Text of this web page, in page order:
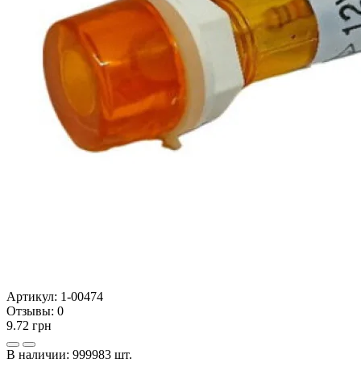
Артикул: 1-00474
Отзывы: 0
9.72 грн
В наличии: 999983 шт.